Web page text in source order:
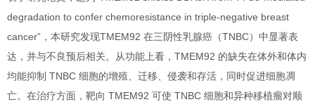
degradation to confer chemoresistance in triple-negative breast
cancer”，本研究发现TMEM92 在三阴性乳腺癌（TNBC）中显著表
达，并与不良预后相关。从功能上看，TMEM92 的缺失在体外和体内
均能抑制 TNBC 细胞的增殖、迁移、侵袭和存活，同时促进细胞凋
亡。在治疗方面，靶向 TMEM92 可使 TNBC 细胞和异种移植瘤对顺